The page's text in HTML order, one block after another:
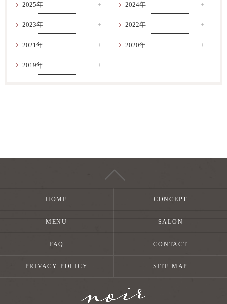
2025年 2024年
2023年 2022年
2021年 2020年
2019年
HOME CONCEPT
MENU SALON
FAQ CONTACT
PRIVACY POLICY SITE MAP